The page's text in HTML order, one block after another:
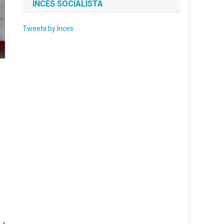
INCES SOCIALISTA
Tweets by Inces